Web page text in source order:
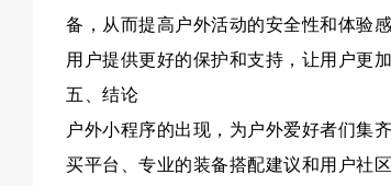
备，从而提高户外活动的安全性和体验
用户提供更好的保护和支持，让用户更
五、结论
户外小程序的出现，为户外爱好者们集
买平台、专业的装备搭配建议和用户社